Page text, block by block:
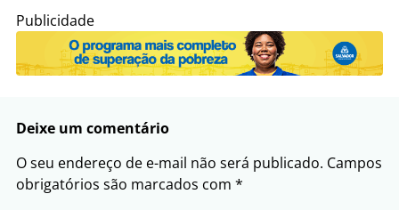
Publicidade
Deixe um comentário
O seu endereço de e-mail não será publicado. Campos
obrigatórios são marcados com *